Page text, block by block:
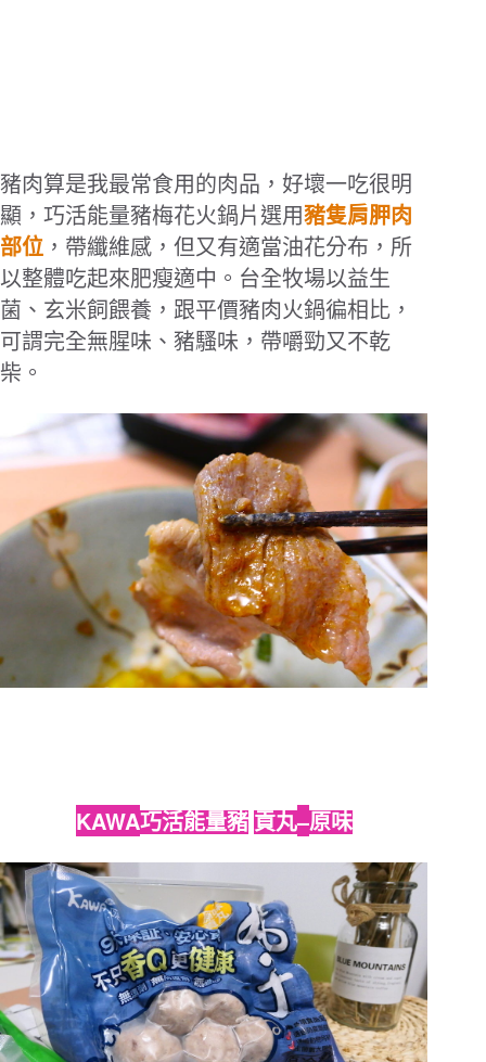
豬肉算是我最常食用的肉品，好壞一吃很明
顯，巧活能量豬梅花火鍋片選用豬隻肩胛肉
部位 ，帶纖維感，但又有適當油花分布，所
以整體吃起來肥瘦適中。台全牧場以益生
菌、玄米飼餵養，跟平價豬肉火鍋徧相比，
可謂完全無腥味、豬騷味，帶嚼勁又不乾
柴。
KAWA巧活能量豬 貢丸–原味